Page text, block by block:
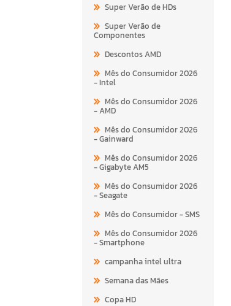
Super Verão de HDs
Super Verão de
Componentes
Descontos AMD
Mês do Consumidor 2026
- Intel
Mês do Consumidor 2026
- AMD
Mês do Consumidor 2026
- Gainward
Mês do Consumidor 2026
- Gigabyte AM5
Mês do Consumidor 2026
- Seagate
Mês do Consumidor - SMS
Mês do Consumidor 2026
- Smartphone
campanha intel ultra
Semana das Mães
Copa HD